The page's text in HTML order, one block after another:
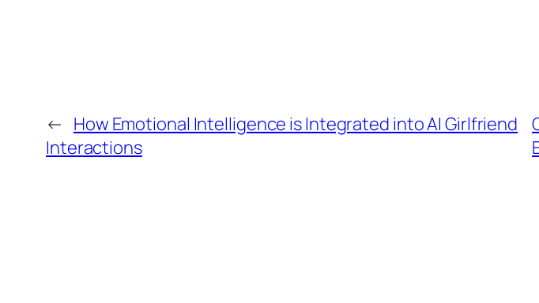
← How Emotional Intelligence is Integrated into AI Girlfriend
Interactions